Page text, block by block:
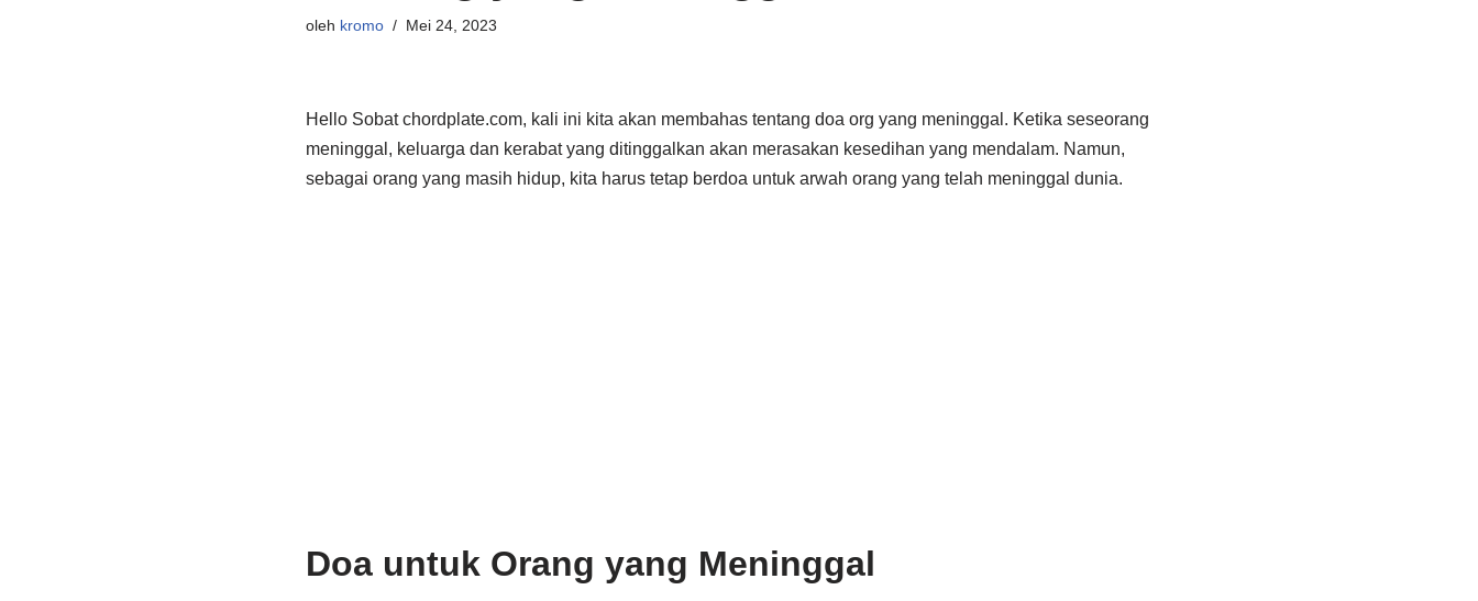
oleh kromo Mei 24, 2023
Hello Sobat chordplate.com, kali ini kita akan membahas tentang doa org yang meninggal. Ketika seseorang
meninggal, keluarga dan kerabat yang ditinggalkan akan merasakan kesedihan yang mendalam. Namun,
sebagai orang yang masih hidup, kita harus tetap berdoa untuk arwah orang yang telah meninggal dunia.
Doa untuk Orang yang Meninggal